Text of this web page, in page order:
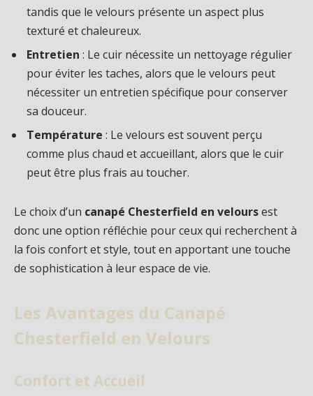
tandis que le velours présente un aspect plus
texturé et chaleureux.
Entretien : Le cuir nécessite un nettoyage régulier
pour éviter les taches, alors que le velours peut
nécessiter un entretien spécifique pour conserver
sa douceur.
Température : Le velours est souvent perçu
comme plus chaud et accueillant, alors que le cuir
peut être plus frais au toucher.
Le choix d’un canapé Chesterfield en veloursest
donc une option réfléchie pour ceux qui recherchent à
la fois confort et style, tout en apportant une touche
de sophistication à leur espace de vie.
Les Avantages du Canapé
Chesterfield en Velours
Confort et Accueil